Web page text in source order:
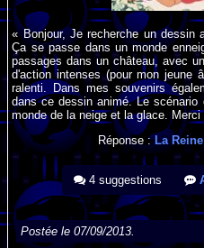
« Bonjour, Je recherche un dessin
Ça se passe dans un monde
passages dans un château, avec
d'action intenses (pour mon jeune
ralenti. Dans mes souvenirs
dans ce dessin animé. Le
monde de la neige et la glace.
Réponse :La
4 suggestions
Postée le 07/09/2013.